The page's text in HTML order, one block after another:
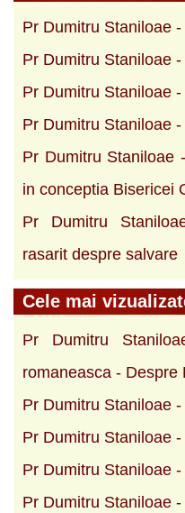
Pr Dumitru Staniloae
Pr Dumitru Staniloae
Pr Dumitru Staniloae
Pr Dumitru Staniloae
Pr Dumitru Staniloae
in conceptia Bisericei
Pr Dumitru
rasarit despre salvare
Cele mai
Pr Dumitru
romaneasca - Despre
Pr Dumitru Staniloae
Pr Dumitru Staniloae
Pr Dumitru Staniloae
Pr Dumitru Staniloae